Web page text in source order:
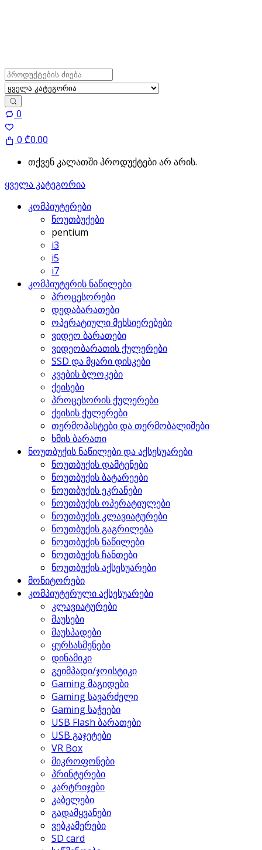
Search
for:
0
0 ₾0.00
თქვენ კალათში პროდუქტები არ არის.
ყველა კატეგორია
კომპიუტერები
ნოუთბუქები
pentium
i3
i5
i7
კომპიუტერის ნაწილები
პროცესორები
დედაბარათები
ოპერატიული მეხსიერებები
ვიდეო ბარათები
ვიდეობარათის ქულერები
SSD და მყარი დისკები
კვების ბლოკები
ქეისები
პროცესორის ქულერები
ქეისის ქულერები
თერმოპასტები და თერმობალიშები
ხმის ბარათი
ნოუთბუქის ნაწილები და აქსესუარები
ნოუთბუქის დამტენები
ნოუთბუქის ბატარეები
ნოუთბუქის ეკრანები
ნოუთბუქის ოპერატიულები
ნოუთბუქის კლავიატურები
ნოუთბუქის გაგრილება
ნოუთბუქის ნაწილები
ნოუთბუქის ჩანთები
ნოუთბუქის აქსესუარები
მონიტორები
კომპიუტერული აქსესუარები
კლავიატურები
მაუსები
მაუსპადები
ყურსასმენები
დინამიკი
გეიმპადი/ჯოისტიკი
Gaming მაგიდები
Gaming სავარძელი
Gaming საჭეები
USB Flash ბარათები
USB გაჯეტები
VR Box
მიკროფონები
პრინტერები
კარტრიჯები
კაბელები
გადამყვანები
ვებკამერები
SD card